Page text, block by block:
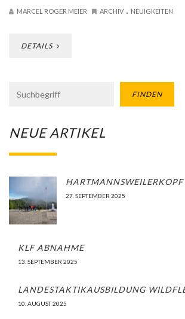
MARCEL ROGER MEIER ARCHIV . NEUIGKEITEN
DETAILS
FINDEN
NEUE ARTIKEL
HARTMANNSWEILERKOPF
27. SEPTEMBER 2025
KLF ABNAHME
13. SEPTEMBER 2025
LANDESTAKTIKAUSBILDUNG
10. AUGUST 2025